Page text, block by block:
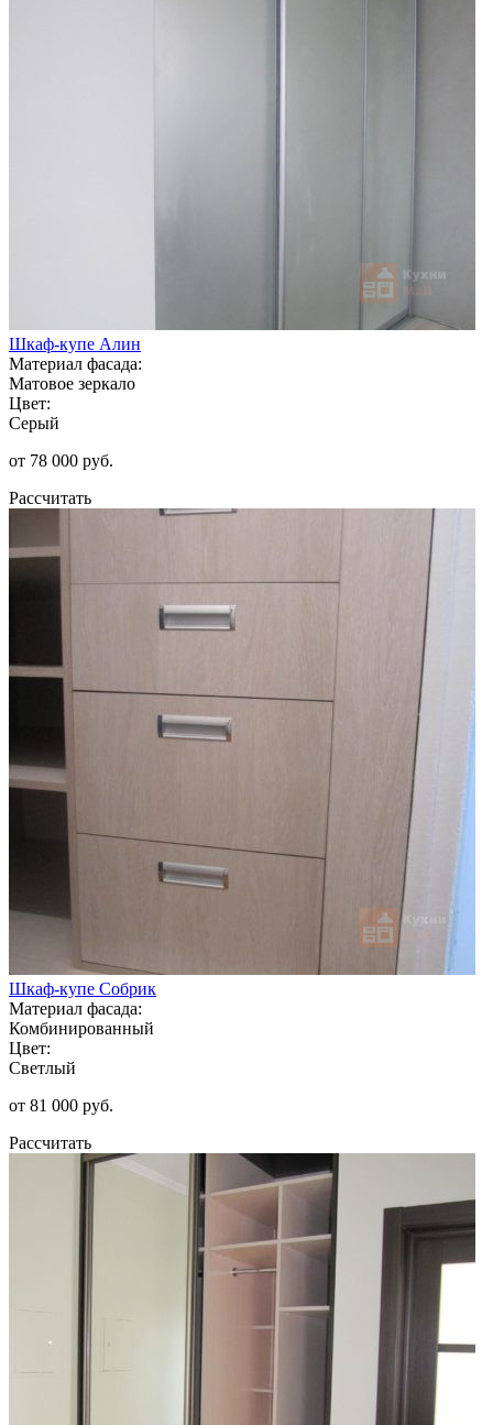
Шкаф-купе Алин
Материал фасада:
Матовое зеркало
Цвет:
Серый
от 78 000 руб.
Рассчитать
Шкаф-купе Собрик
Материал фасада:
Комбинированный
Цвет:
Светлый
от 81 000 руб.
Рассчитать